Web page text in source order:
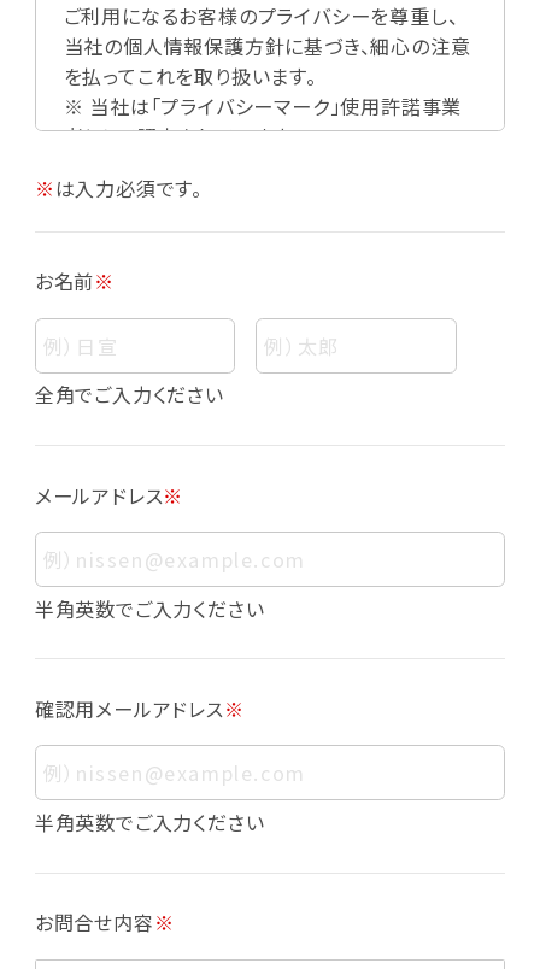
ご利用になるお客様のプライバシーを尊重し、
当社の個人情報保護方針に基づき、細心の注意
を払ってこれを取り扱います。
※ 当社は「プライバシーマーク」使用許諾事業
者として認定されています。
個人情報
個人情報とは、お客様個人に関する情報であっ
て、当該情報を構成する氏名、住所、電話番号、
す。また、その情報のみでは識別できない場合で
も、他の情報と容易に照合することで、結果的に
お客様個人を識別できるものも個人情報に含ま
れます。
個人情報の利用目的について
下の通りであり、これらの目的達成の範囲を超
えてお客様の個人情報を利用することはありま
せん。
・会員登録者の個人認証
・会員ポイントプログラムの運営
・メールマガジンの配信
・本サービスに関する規約等の変更の通知
※は入力必須です。
お名前※
全角でご入力ください
メールアドレス※
半角英数でご入力ください
確認用メールアドレス※
半角英数でご入力ください
お問合せ内容※